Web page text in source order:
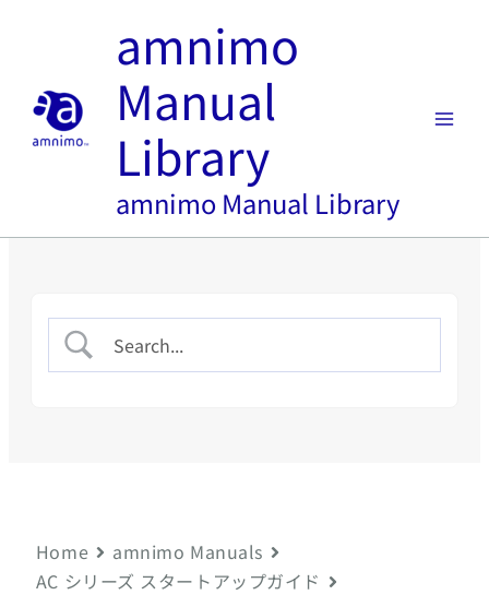
amnimo
Manual
Library
amnimo Manual Library
Home
amnimo Manuals
AC シリーズ スタートアップガイド